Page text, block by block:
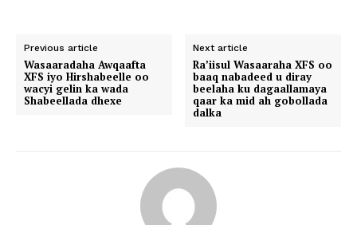
Previous article
Wasaaradaha Awqaafta
XFS iyo Hirshabeelle oo
wacyi gelin ka wada
Shabeellada dhexe
Next article
Ra’iisul Wasaaraha XFS oo
baaq nabadeed u diray
beelaha ku dagaallamaya
qaar ka mid ah gobollada
dalka